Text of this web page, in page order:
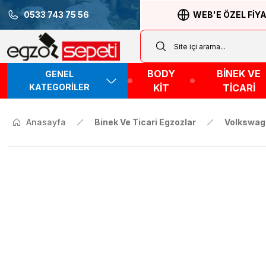
0533 743 75 56 WEB'E ÖZEL
GENEL
KATEGORİLER
BODY
KİT
BİNEK VE
TİCARİ
Anasayfa Binek Ve Ticari Egzozlar